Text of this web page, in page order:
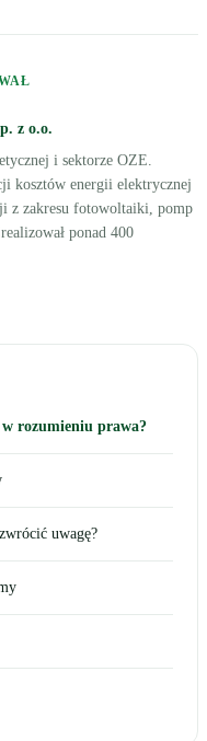
z o.o.
i sektorze OZE.
kosztów energii elektrycznej
z zakresu fotowoltaiki, pomp
ponad 400
rozumieniu prawa?
uwagę?